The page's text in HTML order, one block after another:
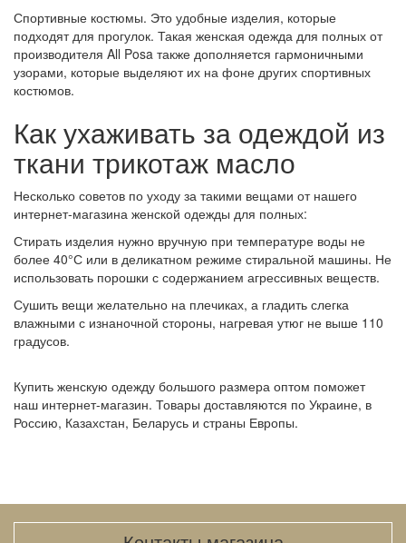
Спортивные костюмы. Это удобные изделия, которые
подходят для прогулок. Такая женская одежда для полных от
производителя All Posa также дополняется гармоничными
узорами, которые выделяют их на фоне других спортивных
костюмов.
Как ухаживать за одеждой из
ткани трикотаж масло
Несколько советов по уходу за такими вещами от нашего
интернет-магазина женской одежды для полных:
Стирать изделия нужно вручную при температуре воды не
более 40°С или в деликатном режиме стиральной машины. Не
использовать порошки с содержанием агрессивных веществ.
Сушить вещи желательно на плечиках, а гладить слегка
влажными с изнаночной стороны, нагревая утюг не выше 110
градусов.
Купить женскую одежду большого размера оптом поможет
наш интернет-магазин. Товары доставляются по Украине, в
Россию, Казахстан, Беларусь и страны Европы.